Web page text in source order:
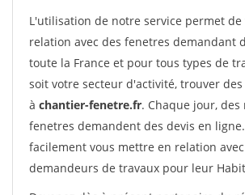
L'utilisation de notre service permet
relation avec des fenetres demandant
toute la France et pour tous types de
soit votre secteur d'activité, trouver
à chantier-fenetre.fr. Chaque jour,
fenetres demandent des devis en
facilement vous mettre en relation
demandeurs de travaux pour leur